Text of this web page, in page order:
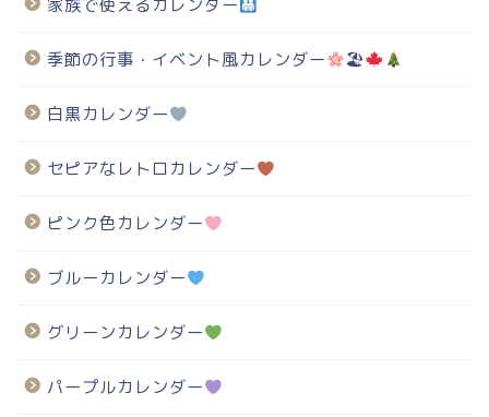
家族で使えるカレンダー
季節の行事・イベント風カレンダー 🏖
白黒カレンダー
セピアなレトロカレンダー
ピンク色カレンダー
ブルーカレンダー
グリーンカレンダー
パープルカレンダー